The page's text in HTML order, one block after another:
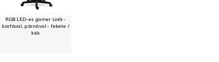
RGB LED-es gamer szék -
karfával, párnával - fekete /
kék